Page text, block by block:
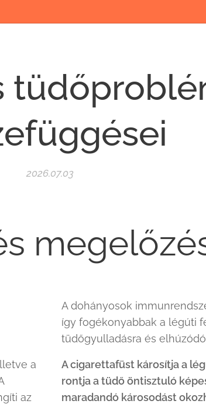
2026.07.03
a
az
A dohányosok
így fogékonyabbak a légúti
tüdőgyulladásra és
A cigarettafüst károsítja a
rontja a tüdő öntisztuló
maradandó károsodást